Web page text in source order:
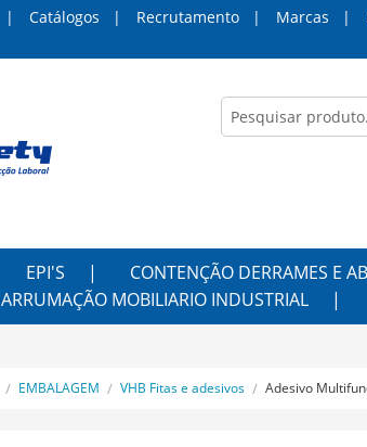
Catálogos Recrutamento Marcas
EPI'S CONTENÇÃO DERRAMES E
ARRUMAÇÃO MOBILIARIO INDUSTRIAL
EMBALAGEM VHB Fitas e adesivos Adesivo